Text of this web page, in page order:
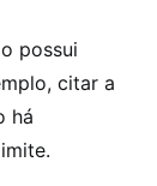
possui
citar a
há